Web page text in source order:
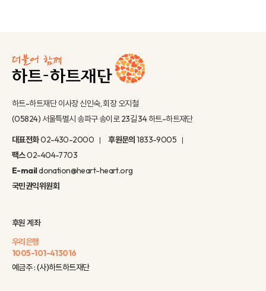
하트-하트재단 이사장 신인숙, 회장 오지철
(05824) 서울특별시 송파구 송이로 23길 34 하트-하트재단
대표전화02-430-2000 후원문의1833-9005
팩스02-404-7703
E-maildonation@heart-heart.org
국민권익위원회
후원 계좌
우리은행
1005-101-413016
예금주 : (사)하트하트재단